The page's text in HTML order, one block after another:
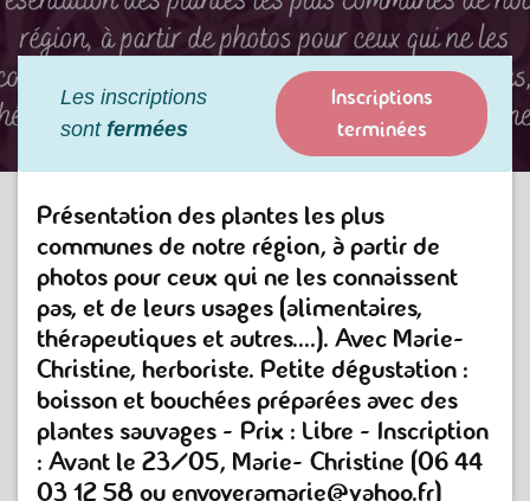
Les inscriptions
sont fermées
Inscriptions
terminées
Présentation des plantes les plus
communes de notre région, à partir de
photos pour ceux qui ne les connaissent
pas, et de leurs usages (alimentaires,
thérapeutiques et autres....). Avec Marie-
Christine, herboriste. Petite dégustation :
boisson et bouchées préparées avec des
plantes sauvages - Prix : Libre - Inscription
: Avant le 23/05, Marie- Christine (06 44
03 12 58 ou envoyeramarie@yahoo.fr)